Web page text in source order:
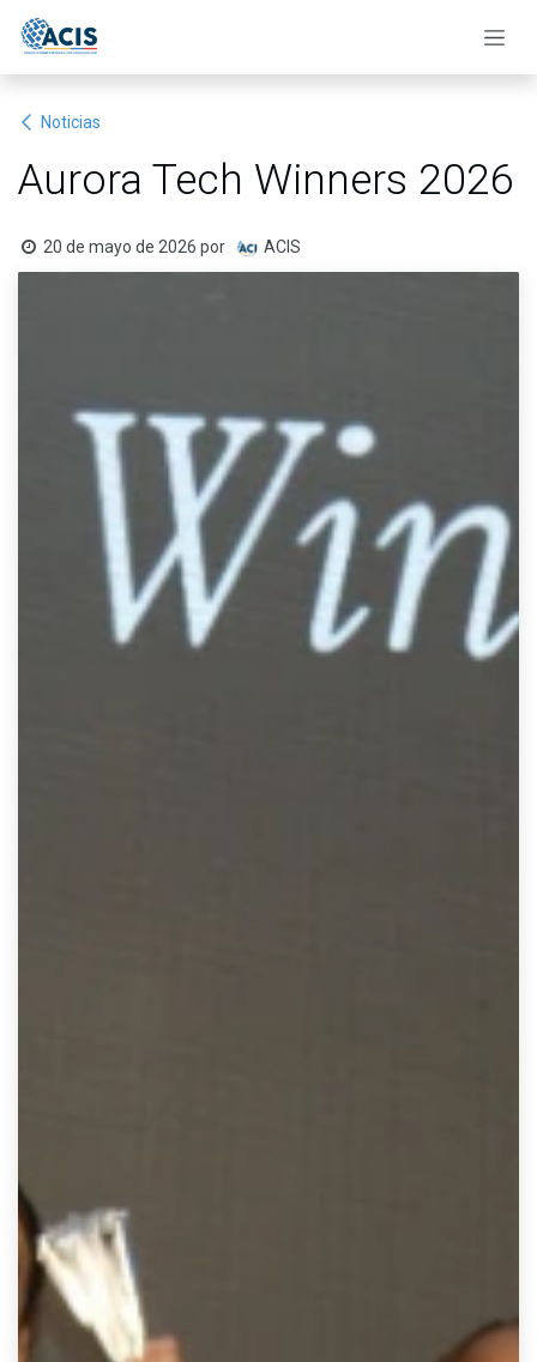
Noticias
Aurora Tech Winners 2026
20 de mayo de 2026 por ACIS